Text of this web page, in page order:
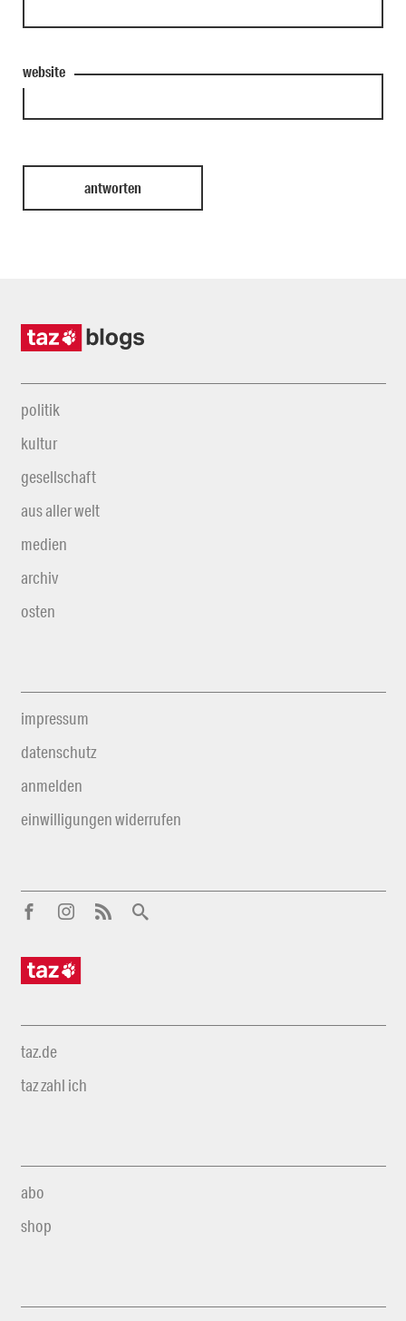
website
politik
kultur
gesellschaft
aus aller welt
medien
archiv
osten
impressum
datenschutz
anmelden
einwilligungen widerrufen
taz.de
taz zahl ich
abo
shop